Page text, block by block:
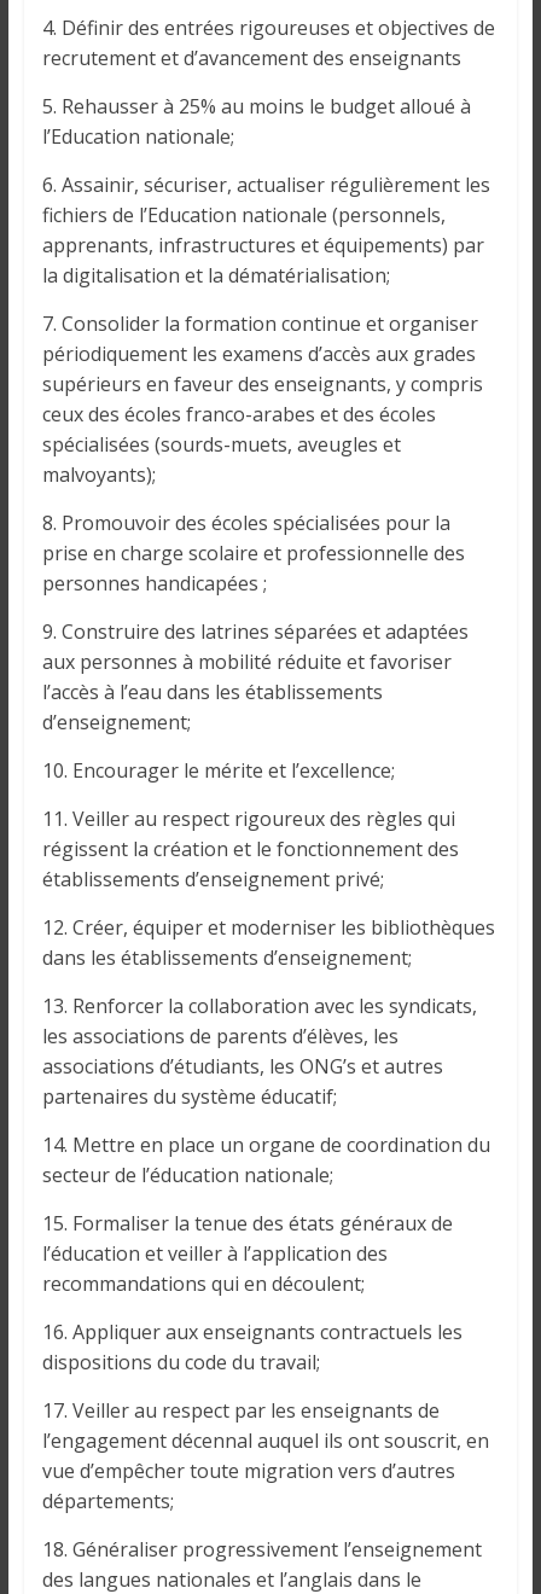
4. Définir des entrées rigoureuses et objectives de
recrutement et d’avancement des enseignants
5. Rehausser à 25% au moins le budget alloué à
l’Education nationale;
6. Assainir, sécuriser, actualiser régulièrement les
fichiers de l’Education nationale (personnels,
apprenants, infrastructures et équipements) par
la digitalisation et la dématérialisation;
7. Consolider la formation continue et organiser
périodiquement les examens d’accès aux grades
supérieurs en faveur des enseignants, y compris
ceux des écoles franco-arabes et des écoles
spécialisées (sourds-muets, aveugles et
malvoyants);
8. Promouvoir des écoles spécialisées pour la
prise en charge scolaire et professionnelle des
personnes handicapées ;
9. Construire des latrines séparées et adaptées
aux personnes à mobilité réduite et favoriser
l’accès à l’eau dans les établissements
d’enseignement;
10. Encourager le mérite et l’excellence;
11. Veiller au respect rigoureux des règles qui
régissent la création et le fonctionnement des
établissements d’enseignement privé;
12. Créer, équiper et moderniser les bibliothèques
dans les établissements d’enseignement;
13. Renforcer la collaboration avec les syndicats,
les associations de parents d’élèves, les
associations d’étudiants, les ONG’s et autres
partenaires du système éducatif;
14. Mettre en place un organe de coordination du
secteur de l’éducation nationale;
15. Formaliser la tenue des états généraux de
l’éducation et veiller à l’application des
recommandations qui en découlent;
16. Appliquer aux enseignants contractuels les
dispositions du code du travail;
17. Veiller au respect par les enseignants de
l’engagement décennal auquel ils ont souscrit, en
vue d’empêcher toute migration vers d’autres
départements;
18. Généraliser progressivement l’enseignement
des langues nationales et l’anglais dans le